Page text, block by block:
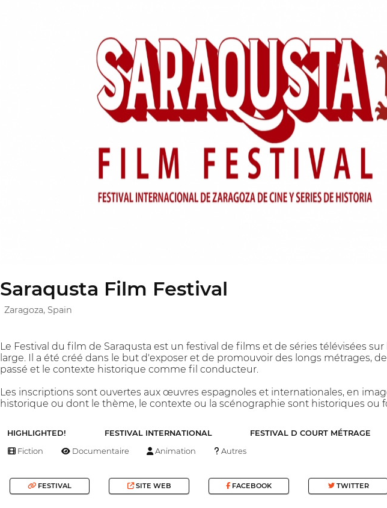
Saraqusta Film Festival
Zaragoza, Spain
Le Festival du film de Saraqusta est un festival de films et de séries télévisées
large. Il a été créé dans le but d'exposer et de promouvoir des longs métrages,
passé et le contexte historique comme fil conducteur.
Les inscriptions sont ouvertes aux œuvres espagnoles et internationales, en
historique ou dont le thème, le contexte ou la scénographie sont historiques ou
HIGHLIGHTED! FESTIVAL INTERNATIONAL FESTIVAL D COURT MÉTRAGE
Fiction Documentaire Animation Autres
FESTIVAL SITE WEB FACEBOOK TWITTER